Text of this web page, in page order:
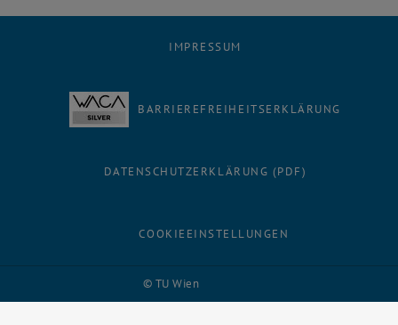
© TU Wien
IMPRESSUM
BARRIEREFREIHEITSERKLÄRUNG
DATENSCHUTZERKLÄRUNG (PDF)
COOKIEEINSTELLUNGEN